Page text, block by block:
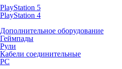
PlayStation 5
PlayStation 4
Дополнительное оборудование
Геймпады
Рули
Кабели соединительные
PC